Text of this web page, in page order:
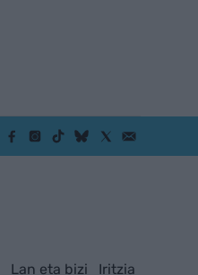
Lan eta bizi Iritzia